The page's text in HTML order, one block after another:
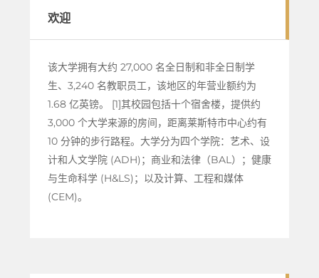
欢迎
该大学拥有大约 27,000 名全日制和非全日制学
生、3,240 名教职员工，该地区的年营业额约为
1.68 亿英镑。 [1]其校园包括十个宿舍楼，提供约
3,000 个大学来源的房间，距离莱斯特市中心约有
10 分钟的步行路程。大学分为四个学院：艺术、设
计和人文学院 (ADH)；商业和法律（BAL）；健康
与生命科学 (H&LS)；以及计算、工程和媒体
(CEM)。